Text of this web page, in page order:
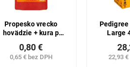
Propesko vrecko
hovädzie + kura p
0,65 € bez DPH
0,80 €
Large
22,93